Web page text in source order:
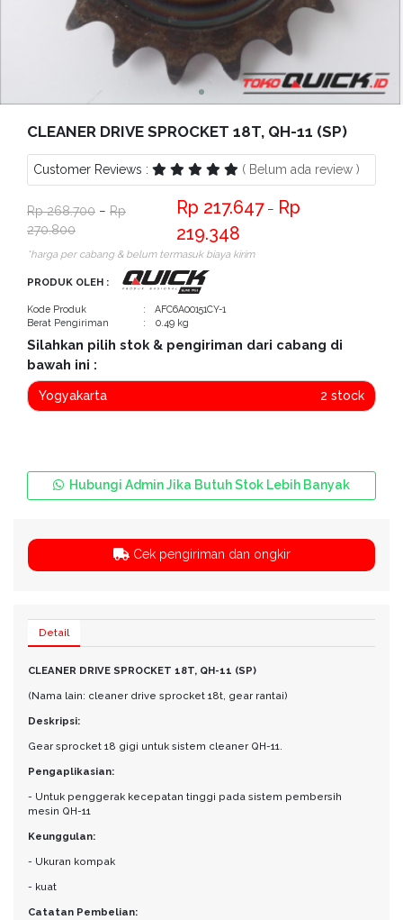
Bantuan
CLEANER DRIVE SPROCKET 18T, QH-11 (SP)
Customer Reviews : ( Belum ada review )
268.700 −
270.800
217.647−
219.348
*harga per cabang & belum termasuk biaya kirim
PRODUK OLEH :
Kode Produk
: AFC6A00151CY-1
Berat Pengiriman
: 0.49 kg
Silahkan pilih stok & pengiriman dari cabang di
bawah ini :
Yogyakarta 2 stock
Hubungi Admin Jika Butuh Stok Lebih Banyak
Cek pengiriman dan ongkir
Detail
CLEANER DRIVE SPROCKET 18T, QH-11 (SP)
(Nama lain: cleaner drive sprocket 18t, gear rantai)
Deskripsi:
Gear sprocket 18 gigi untuk sistem cleaner QH-11.
Pengaplikasian:
- Untuk penggerak kecepatan tinggi pada sistem pembersih
mesin QH-11
Keunggulan:
- Ukuran kompak
- kuat
Catatan Pembelian: